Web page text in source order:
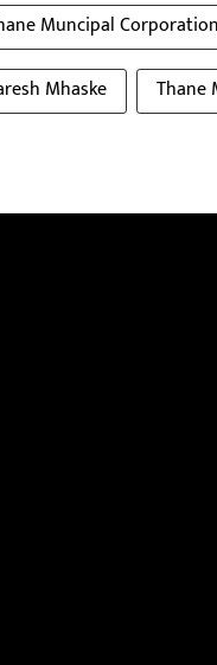
Muncipal Corporation
Mhaske Thane